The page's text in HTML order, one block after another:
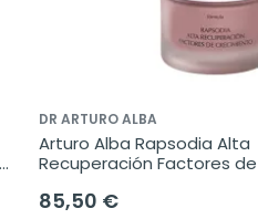
DR ARTURO ALBA
Arturo Alba Rapsodia Alta
Recuperación Factores de
ml
85,50 €